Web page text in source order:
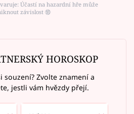
Účastí na hazardní hře může
závislost ⑱
HOROSKOP
souzení? Zvolte znamení a
jestli vám hvězdy přejí.